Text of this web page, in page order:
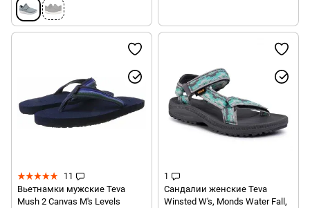
11
Вьетнамки мужские Teva
Mush 2 Canvas M's Levels
1
Сандалии женские Teva
Winsted W's, Monds Water Fall,